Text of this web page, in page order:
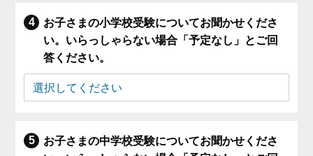
お子さまの小学校受験についてお聞かせくださ
い。いらっしゃらない場合「予定なし」とご回
答ください。
お子さまの中学校受験についてお聞かせくださ